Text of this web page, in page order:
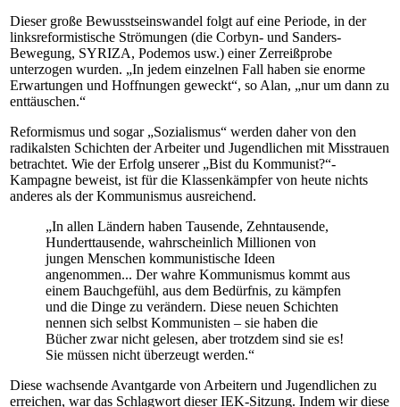
Dieser große Bewusstseinswandel folgt auf eine Periode, in der
linksreformistische Strömungen (die Corbyn- und Sanders-
Bewegung, SYRIZA, Podemos usw.) einer Zerreißprobe
unterzogen wurden. „In jedem einzelnen Fall haben sie enorme
Erwartungen und Hoffnungen geweckt“, so Alan, „nur um dann zu
enttäuschen.“
Reformismus und sogar „Sozialismus“ werden daher von den
radikalsten Schichten der Arbeiter und Jugendlichen mit Misstrauen
betrachtet. Wie der Erfolg unserer „Bist du Kommunist?“-
Kampagne beweist, ist für die Klassenkämpfer von heute nichts
anderes als der Kommunismus ausreichend.
„In allen Ländern haben Tausende, Zehntausende,
Hunderttausende, wahrscheinlich Millionen von
jungen Menschen kommunistische Ideen
angenommen... Der wahre Kommunismus kommt aus
einem Bauchgefühl, aus dem Bedürfnis, zu kämpfen
und die Dinge zu verändern. Diese neuen Schichten
nennen sich selbst Kommunisten – sie haben die
Bücher zwar nicht gelesen, aber trotzdem sind sie es!
Sie müssen nicht überzeugt werden.“
Diese wachsende Avantgarde von Arbeitern und Jugendlichen zu
erreichen, war das Schlagwort dieser IEK-Sitzung. Indem wir diese